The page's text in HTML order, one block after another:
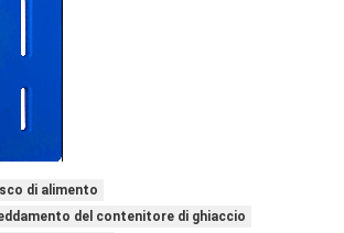
di alimento
del contenitore di ghiaccio